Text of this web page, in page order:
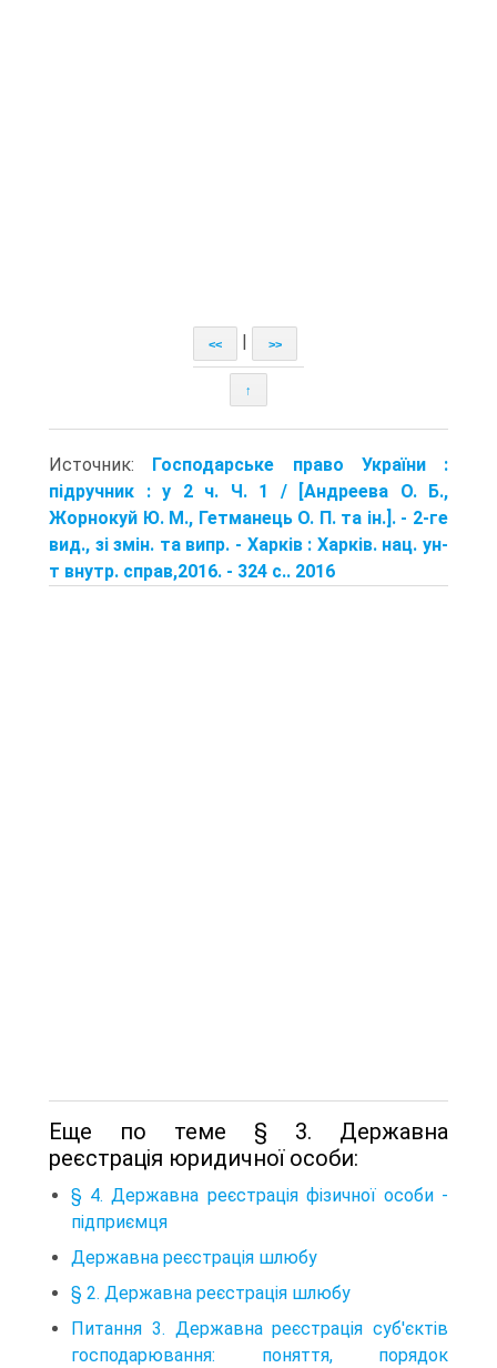
<< >>
↑
Источник: Господарське право України :
підручник : у 2 ч. Ч. 1 / [Андреева О. Б.,
Жорнокуй Ю. М., Гетманець О. П. та ін.]. - 2-ге
вид., зі змін. та випр. - Харків : Харків. нац. ун-
т внутр. справ,2016. - 324 с.. 2016
Еще по теме § 3. Державна
реєстрація юридичної особи:
§ 4. Державна реєстрація фізичної особи -
підприємця
Державна реєстрація шлюбу
§ 2. Державна реєстрація шлюбу
Питання 3. Державна реєстрація суб'єктів
господарювання: поняття, порядок